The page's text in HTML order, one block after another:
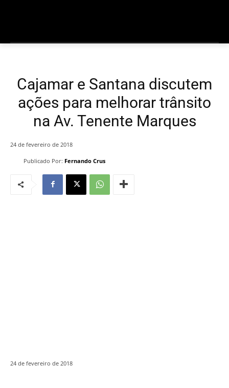
Cajamar e Santana discutem
ações para melhorar trânsito
na Av. Tenente Marques
Publicado Por: Fernando Crus
24 de fevereiro de 2018
24 de fevereiro de 2018